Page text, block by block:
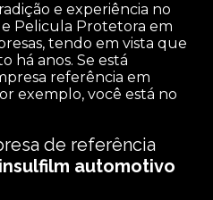
e experiência no
Pelicula Protetora em
tendo em vista que
há anos. Se está
referência em
exemplo, você está no
de referência
insulfilm automotivo